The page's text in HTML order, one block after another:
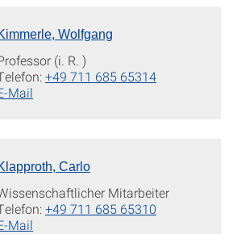
Wolfgang
(i. R. )
+49 711 685 65314
Mail
Carlo
Mitarbeiter
+49 711 685 65310
Mail